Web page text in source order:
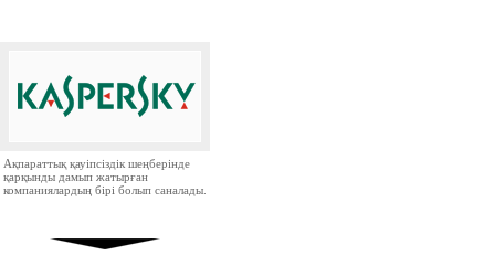
Ақпараттық қауіпсіздік шеңберінде
қарқынды дамып жатырған
компаниялардың бірі болып саналады.